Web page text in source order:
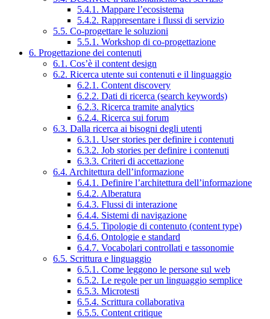
5.4.1. Mappare l’ecosistema
5.4.2. Rappresentare i flussi di servizio
5.5. Co-progettare le soluzioni
5.5.1. Workshop di co-progettazione
6. Progettazione dei contenuti
6.1. Cos’è il content design
6.2. Ricerca utente sui contenuti e il linguaggio
6.2.1. Content discovery
6.2.2. Dati di ricerca (search keywords)
6.2.3. Ricerca tramite analytics
6.2.4. Ricerca sui forum
6.3. Dalla ricerca ai bisogni degli utenti
6.3.1. User stories per definire i contenuti
6.3.2. Job stories per definire i contenuti
6.3.3. Criteri di accettazione
6.4. Architettura dell’informazione
6.4.1. Definire l’architettura dell’informazione
6.4.2. Alberatura
6.4.3. Flussi di interazione
6.4.4. Sistemi di navigazione
6.4.5. Tipologie di contenuto (content type)
6.4.6. Ontologie e standard
6.4.7. Vocabolari controllati e tassonomie
6.5. Scrittura e linguaggio
6.5.1. Come leggono le persone sul web
6.5.2. Le regole per un linguaggio semplice
6.5.3. Microtesti
6.5.4. Scrittura collaborativa
6.5.5. Content critique